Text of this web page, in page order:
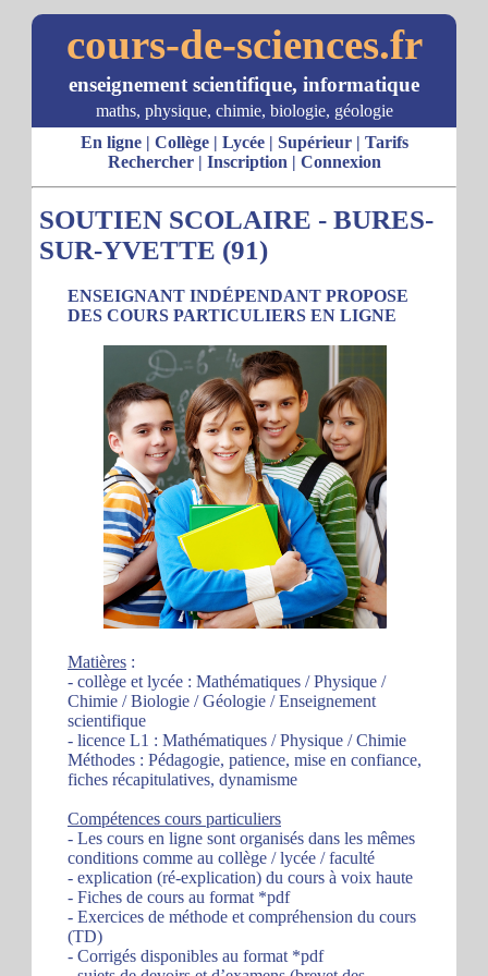
cours-de-sciences.fr
enseignement scientifique, informatique
maths, physique, chimie, biologie, géologie
En ligne| Collège| Lycée| Supérieur| Tarifs
Rechercher| Inscription | Connexion
SOUTIEN SCOLAIRE - BURES-
SUR-YVETTE (91)
ENSEIGNANT INDÉPENDANT PROPOSE
DES COURS PARTICULIERS EN LIGNE
Matières :
- collège et lycée : Mathématiques / Physique /
Chimie / Biologie / Géologie / Enseignement
scientifique
- licence L1 : Mathématiques / Physique / Chimie
Méthodes : Pédagogie, patience, mise en confiance,
fiches récapitulatives, dynamisme
Compétences cours particuliers
- Les cours en ligne sont organisés dans les mêmes
conditions comme au collège / lycée / faculté
- explication (ré-explication) du cours à voix haute
- Fiches de cours au format *pdf
- Exercices de méthode et compréhension du cours
(TD)
- Corrigés disponibles au format *pdf